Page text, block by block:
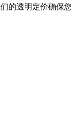
透明定价确保